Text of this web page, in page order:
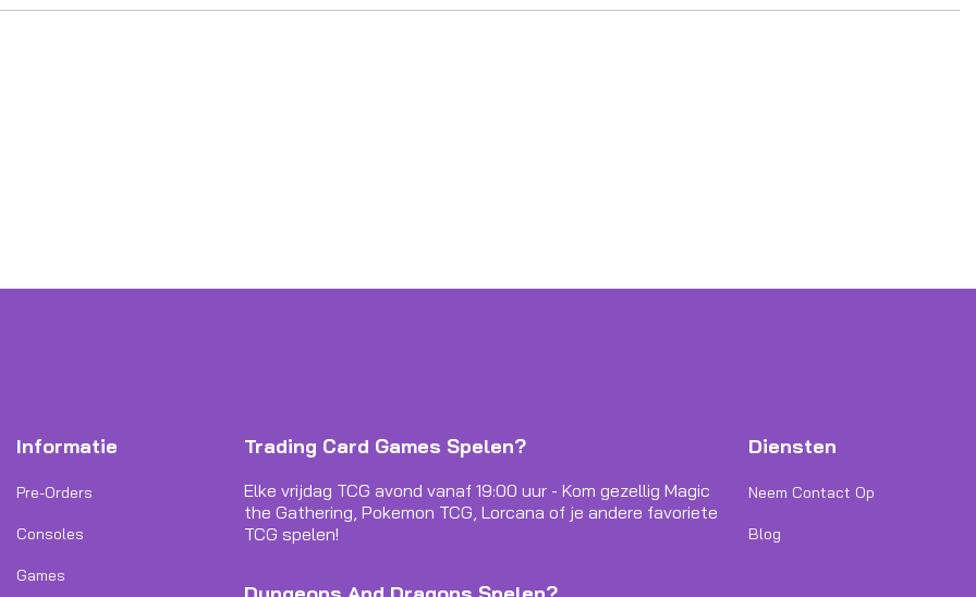
Informatie
Pre-Orders
Consoles
Games
Trading Card Games Spelen?
Elke vrijdag TCG avond vanaf 19:00 uur - Kom gezellig Magic
the Gathering, Pokemon TCG, Lorcana of je andere favoriete
TCG spelen!
Diensten
Neem Contact Op
Blog